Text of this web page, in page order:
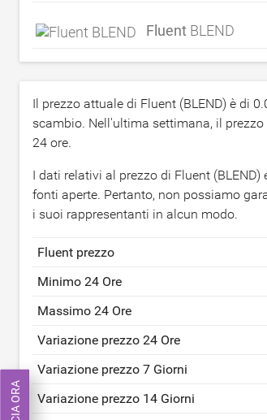
Fluent BLEND
Il prezzo attuale di Fluent (BLEND) è di
scambio. Nell'ultima settimana, il
24 ore.
I dati relativi al prezzo di Fluent
fonti aperte. Pertanto, non possiamo
i suoi rappresentanti in alcun modo.
Fluent prezzo
Minimo 24 Ore
Massimo 24 Ore
Variazione prezzo 24 Ore
Variazione prezzo 7 Giorni
Variazione prezzo 14 Giorni